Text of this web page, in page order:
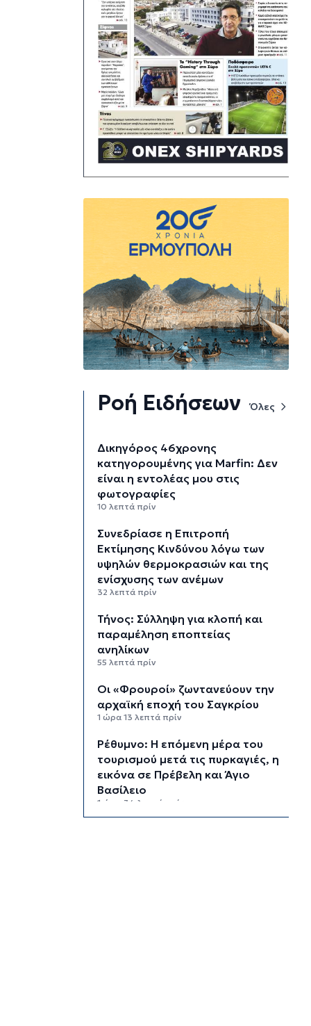
Ροή Ειδήσεων Όλες
Δικηγόρος 46χρονης
κατηγορουμένης για Marfin: Δεν
είναι η εντολέας μου στις
φωτογραφίες
10 λεπτά πρίν
Συνεδρίασε η Επιτροπή
Εκτίμησης Κινδύνου λόγω των
υψηλών θερμοκρασιών και της
ενίσχυσης των ανέμων
32 λεπτά πρίν
Τήνος: Σύλληψη για κλοπή και
παραμέληση εποπτείας
ανηλίκων
55 λεπτά πρίν
Οι «Φρουροί» ζωντανεύουν την
αρχαϊκή εποχή του Σαγκρίου
1 ώρα 13 λεπτά πρίν
Ρέθυμνο: Η επόμενη μέρα του
τουρισμού μετά τις πυρκαγιές, η
εικόνα σε Πρέβελη και Άγιο
Βασίλειο
1 ώρα 34 λεπτά πρίν